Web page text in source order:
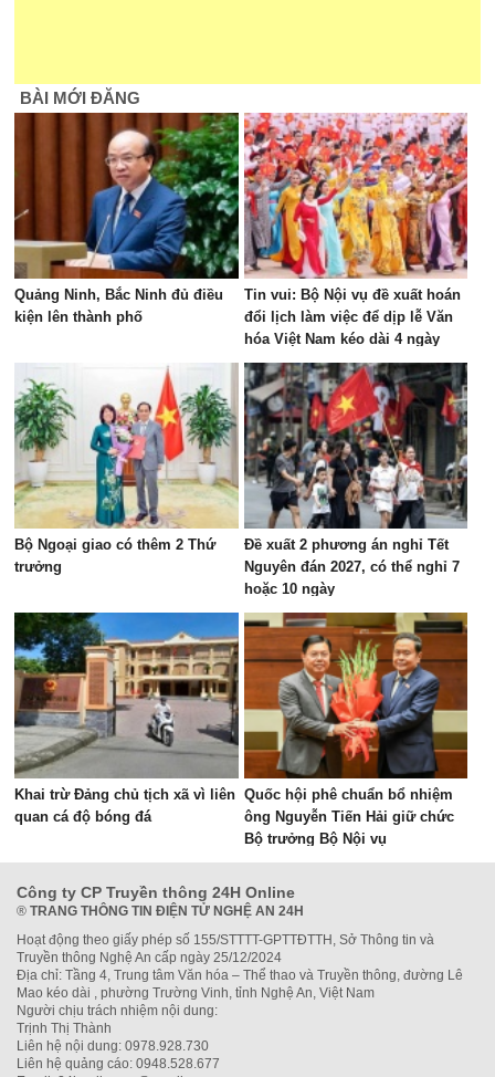
BÀI MỚI ĐĂNG
Quảng Ninh, Bắc Ninh đủ điều
kiện lên thành phố
Tin vui: Bộ Nội vụ đề xuất hoán
đổi lịch làm việc để dịp lễ Văn
hóa Việt Nam kéo dài 4 ngày
Bộ Ngoại giao có thêm 2 Thứ
trưởng
Đề xuất 2 phương án nghỉ Tết
Nguyên đán 2027, có thể nghỉ 7
hoặc 10 ngày
Khai trừ Đảng chủ tịch xã vì liên
quan cá độ bóng đá
Quốc hội phê chuẩn bổ nhiệm
ông Nguyễn Tiến Hải giữ chức
Bộ trưởng Bộ Nội vụ
Công ty CP Truyền thông 24H Online
® TRANG THÔNG TIN ĐIỆN TỬ NGHỆ AN 24H
Hoạt động theo giấy phép số 155/STTTT-GPTTĐTTH, Sở Thông tin và
Truyền thông Nghệ An cấp ngày 25/12/2024
Địa chỉ: Tầng 4, Trung tâm Văn hóa – Thể thao và Truyền thông, đường Lê
Mao kéo dài , phường Trường Vinh, tỉnh Nghệ An, Việt Nam
Người chịu trách nhiệm nội dung:
Trịnh Thị Thành
Liên hệ nội dung: 0978.928.730
Liên hệ quảng cáo: 0948.528.677